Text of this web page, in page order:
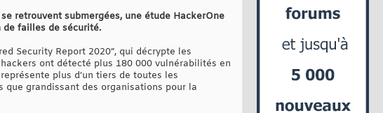
retrouvent submergées, une étude HackerOne
de failles de sécurité.
Security Report 2020”, qui décrypte les
ont détecté plus 180 000 vulnérabilités en
plus d’un tiers de toutes les
grandissant des organisations pour la